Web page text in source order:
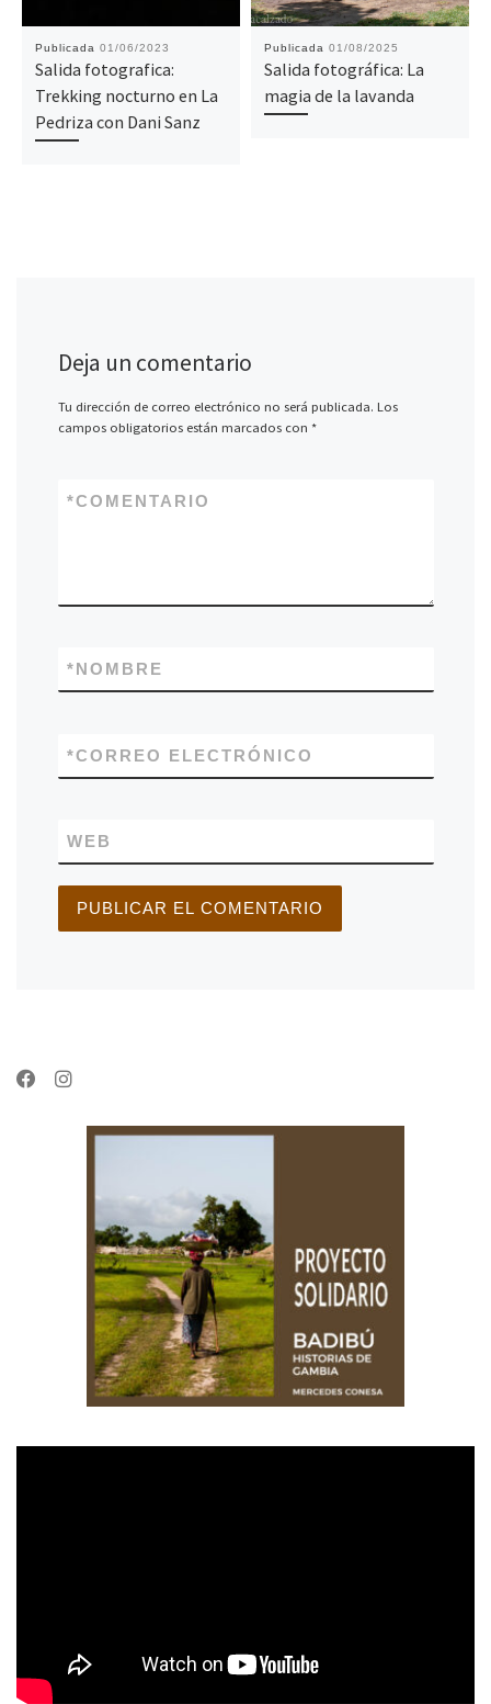
Publicada 01/06/2023
Salida fotografica:
Trekking nocturno en La
Pedriza con Dani Sanz
Publicada 01/08/2025
Salida fotográfica: La
magia de la lavanda
Deja un comentario
Tu dirección de correo electrónico no será publicada. Los
campos obligatorios están marcados con *
COMENTARIO
*
NOMBRE
*
CORREO ELECTRÓNICO
*
WEB